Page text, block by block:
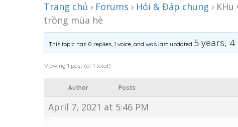
Trang chủ › Forums › Hỏi & Đáp chung › KHu
trồng mùa hè
This topic has 0 replies, 1 voice, and was last updated 5 years,
Viewing 1 post (of 1 total)
Author Posts
April 7, 2021 at 5:46 PM